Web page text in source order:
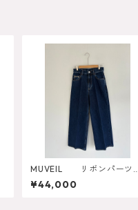
MUVEIL リボンパーツ付
デニムパンツ MA262FP
001
¥44,000